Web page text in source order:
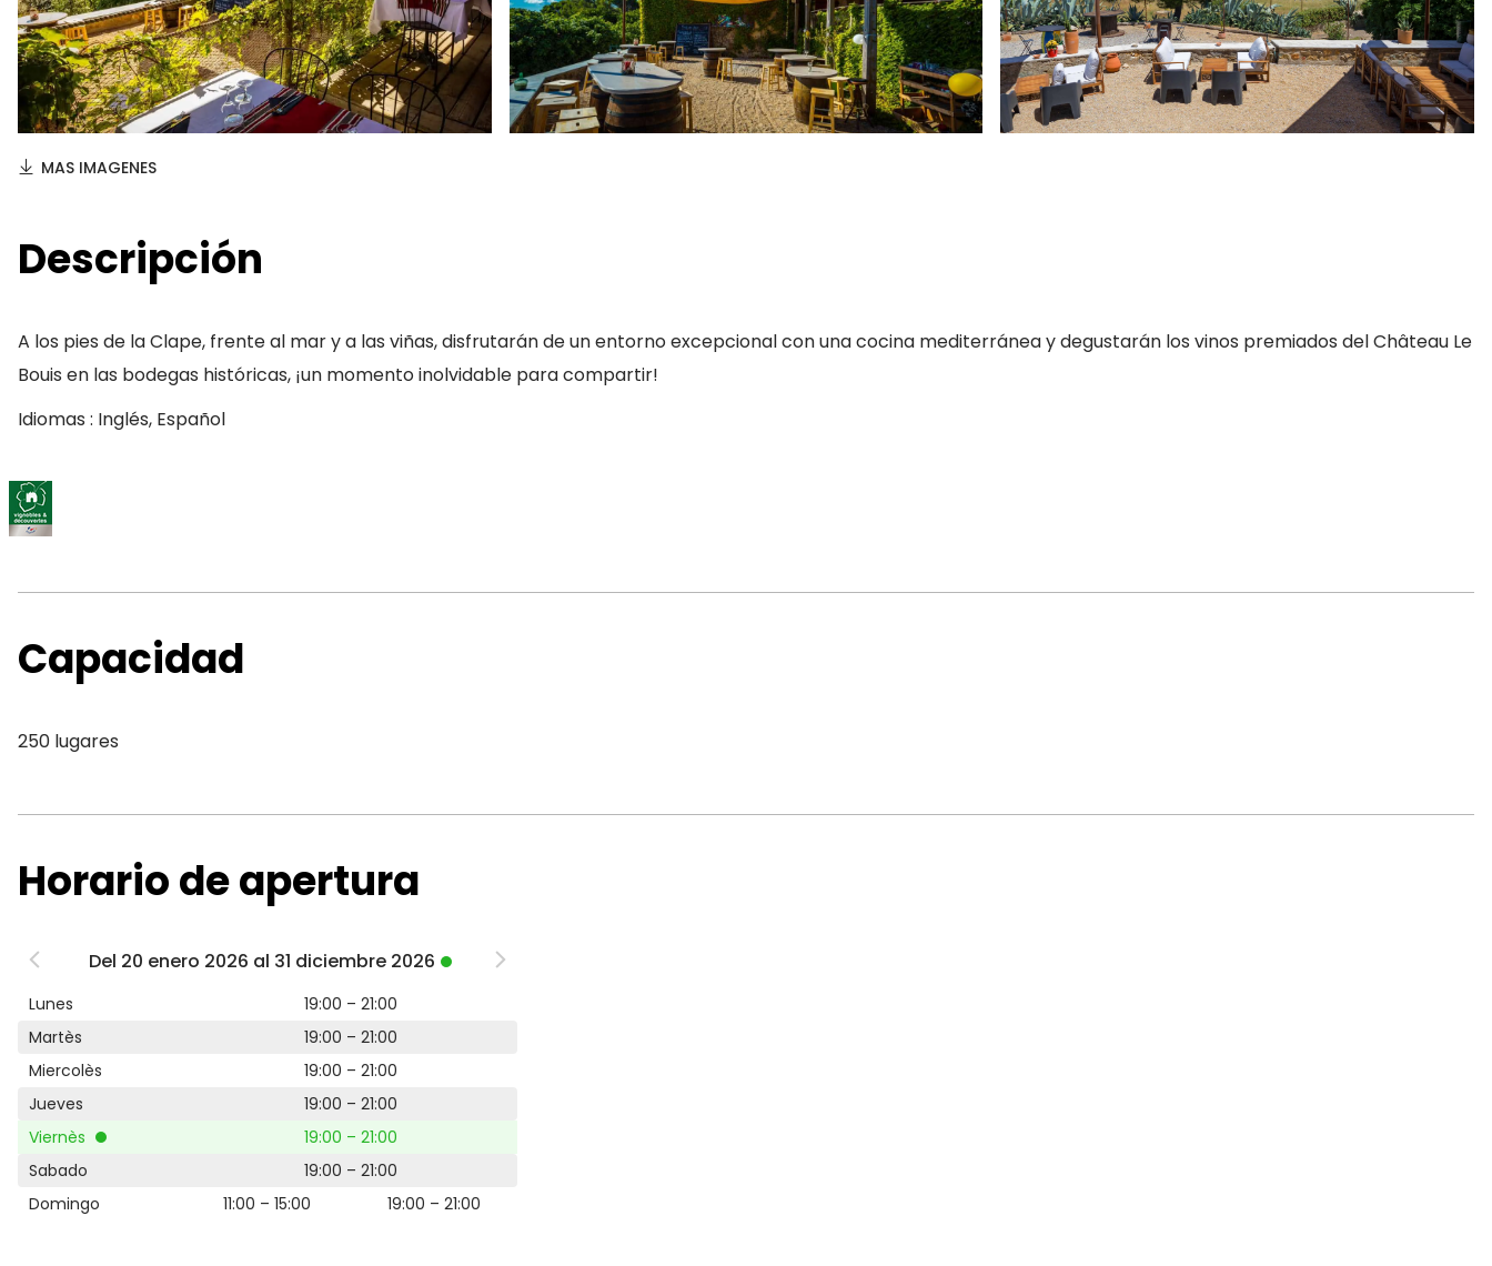
MAS IMAGENES
Descripción
A los pies de la Clape, frente al mar y a las viñas, disfrutarán de un entorno excepcional con una cocina mediterránea y degustarán los vinos premiados del Château Le
Bouis en las bodegas históricas, ¡un momento inolvidable para compartir!
Idiomas : Inglés, Español
Capacidad
250 lugares
Horario de apertura
Del 20 enero 2026 al 31 diciembre 2026
Lunes
19:00 – 21:00
Martès
19:00 – 21:00
Miercolès
19:00 – 21:00
Jueves
19:00 – 21:00
Viernès
19:00 – 21:00
Sabado
19:00 – 21:00
Domingo
11:00 – 15:00 19:00 – 21:00